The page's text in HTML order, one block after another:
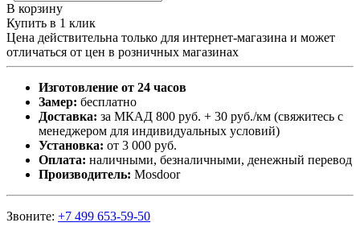
В корзину
Купить в 1 клик
Цена действительна только для интернет-магазина и может
отличаться от цен в розничных магазинах
Изготовление от 24 часов
Замер: бесплатно
Доставка: за МКАД 800 руб. + 30 руб./км (свяжитесь с
менеджером для индивидуальных условий)
Установка: от 3 000 руб.
Оплата: наличными, безналичными, денежный перевод
Производитель: Mosdoor
Звоните: +7 499 653-59-50